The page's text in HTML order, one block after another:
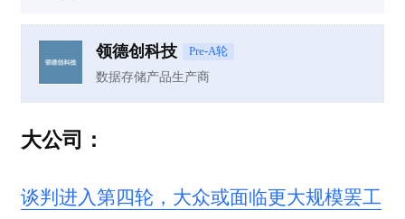
领德创科技 Pre-A轮
数据存储产品生产商
大公司：
谈判进入第四轮，大众或面临更大规模罢工